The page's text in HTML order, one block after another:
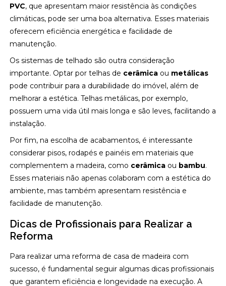
PVC, que apresentam maior resistência às condições
climáticas, pode ser uma boa alternativa. Esses materiais
oferecem eficiência energética e facilidade de
manutenção.
Os sistemas de telhado são outra consideração
importante. Optar por telhas de cerâmica ou metálicas
pode contribuir para a durabilidade do imóvel, além de
melhorar a estética. Telhas metálicas, por exemplo,
possuem uma vida útil mais longa e são leves, facilitando a
instalação.
Por fim, na escolha de acabamentos, é interessante
considerar pisos, rodapés e painéis em materiais que
complementem a madeira, como cerâmica ou bambu.
Esses materiais não apenas colaboram com a estética do
ambiente, mas também apresentam resistência e
facilidade de manutenção.
Dicas de Profissionais para Realizar a
Reforma
Para realizar uma reforma de casa de madeira com
sucesso, é fundamental seguir algumas dicas profissionais
que garantem eficiência e longevidade na execução. A